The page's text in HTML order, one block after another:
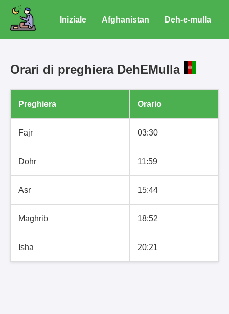
Iniziale Afghanistan Deh-e-mulla
Orari di preghiera DehEMulla
Preghiera Orario
Fajr 03:30
Dohr 11:59
Asr 15:44
Maghrib 18:52
Isha 20:21